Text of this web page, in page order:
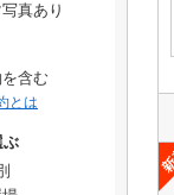
真あり
含む
とは
ぶ